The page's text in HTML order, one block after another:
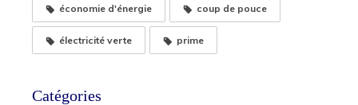
économie d'énergie coup de pouce
électricité verte prime
Catégories